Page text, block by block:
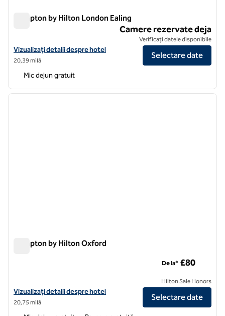
Hampton by Hilton London Ealing
Hampton by Hilton London Ealing
Vizualizați detaliile hotelului Hampton by Hilton London Ealing
Vizualizați detalii despre hotel
20,39 milă
Camere rezervate deja
Verificați datele disponibile
Selectare date
Mic dejun gratuit
1 din 12
Hampton by Hilton Oxford
Vizualizați detaliile hotelului Hampton by Hilton Oxford
Vizualizați detalii despre hotel
20,75 milă
De la* £80
Hilton Sale Honors
Selectare date